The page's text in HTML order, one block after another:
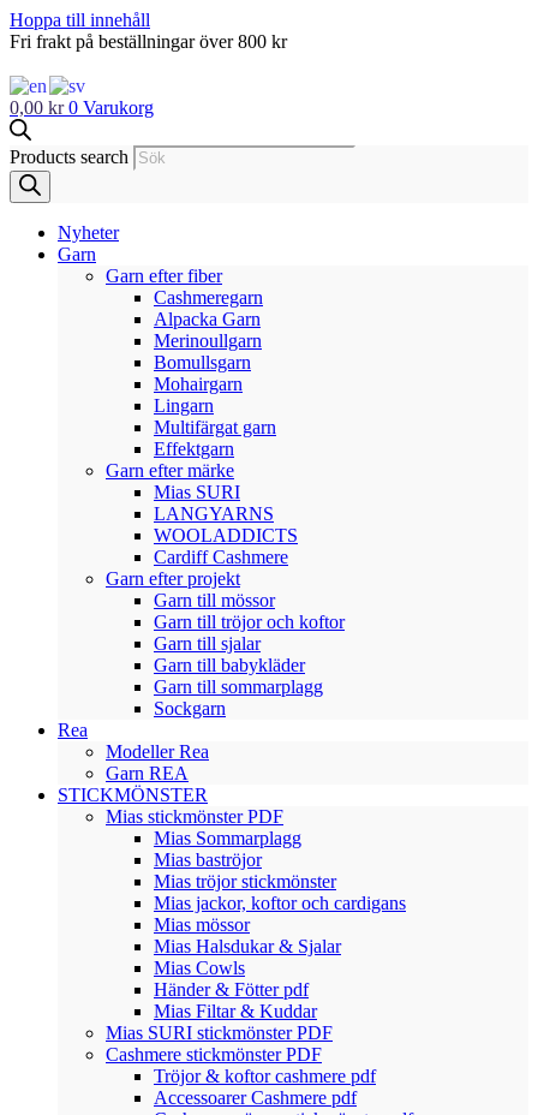
Hoppa till innehåll
Fri frakt på beställningar över 800 kr
0,00 kr 0 Varukorg
Products search
Nyheter
Garn
Garn efter fiber
Cashmeregarn
Alpacka Garn
Merinoullgarn
Bomullsgarn
Mohairgarn
Lingarn
Multifärgat garn
Effektgarn
Garn efter märke
Mias SURI
LANGYARNS
WOOLADDICTS
Cardiff Cashmere
Garn efter projekt
Garn till mössor
Garn till tröjor och koftor
Garn till sjalar
Garn till babykläder
Garn till sommarplagg
Sockgarn
Rea
Modeller Rea
Garn REA
STICKMÖNSTER
Mias stickmönster PDF
Mias Sommarplagg
Mias baströjor
Mias tröjor stickmönster
Mias jackor, koftor och cardigans
Mias mössor
Mias Halsdukar & Sjalar
Mias Cowls
Händer & Fötter pdf
Mias Filtar & Kuddar
Mias SURI stickmönster PDF
Cashmere stickmönster PDF
Tröjor & koftor cashmere pdf
Accessoarer Cashmere pdf